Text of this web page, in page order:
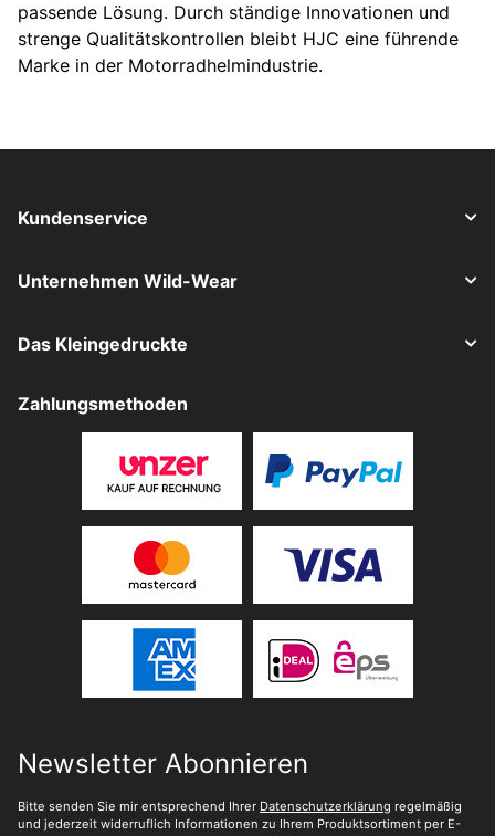
passende Lösung. Durch ständige Innovationen und
strenge Qualitätskontrollen bleibt HJC eine führende
Marke in der Motorradhelmindustrie.
Kundenservice
Unternehmen Wild-Wear
Das Kleingedruckte
Zahlungsmethoden
Newsletter Abonnieren
Bitte senden Sie mir entsprechend Ihrer Datenschutzerklärung regelmäßig
und jederzeit widerruflich Informationen zu Ihrem Produktsortiment per E-